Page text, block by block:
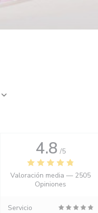
4.8 /5
Valoración media — 2505
Opiniones
Servicio